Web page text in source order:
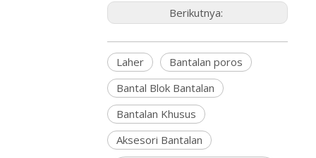
Berikutnya:
Laher
Bantalan poros
Bantal Blok Bantalan
Bantalan Khusus
Aksesori Bantalan